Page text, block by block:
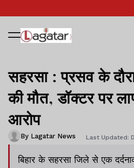
सहरसा : प्रसव के
की मौत, डॉक्टर पर
आरोप
By Lagatar News Last Updated:
बिहार के सहरसा जिले से एक